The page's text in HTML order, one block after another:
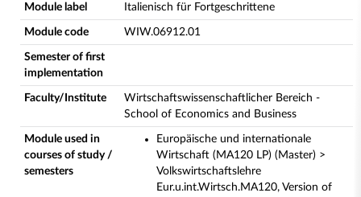
Module label Italienisch für Fortgeschrittene
Module code WIW.06912.01
Semester of first
implementation
Faculty/Institute
Wirtschaftswissenschaftlicher Bereich -
School of Economics and Business
Module used in
courses of study /
semesters
Europäische und internationale
Wirtschaft (MA120 LP) (Master) >
Volkswirtschaftslehre
Eur.u.int.Wirtsch.MA120, Version of